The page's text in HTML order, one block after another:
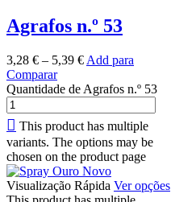
Agrafos n.º 53
3,28 € – 5,39 € Add para
Comparar
Quantidade de Agrafos n.º 53
This product has multiple
variants. The options may be
chosen on the product page
Visualização Rápida Ver opções